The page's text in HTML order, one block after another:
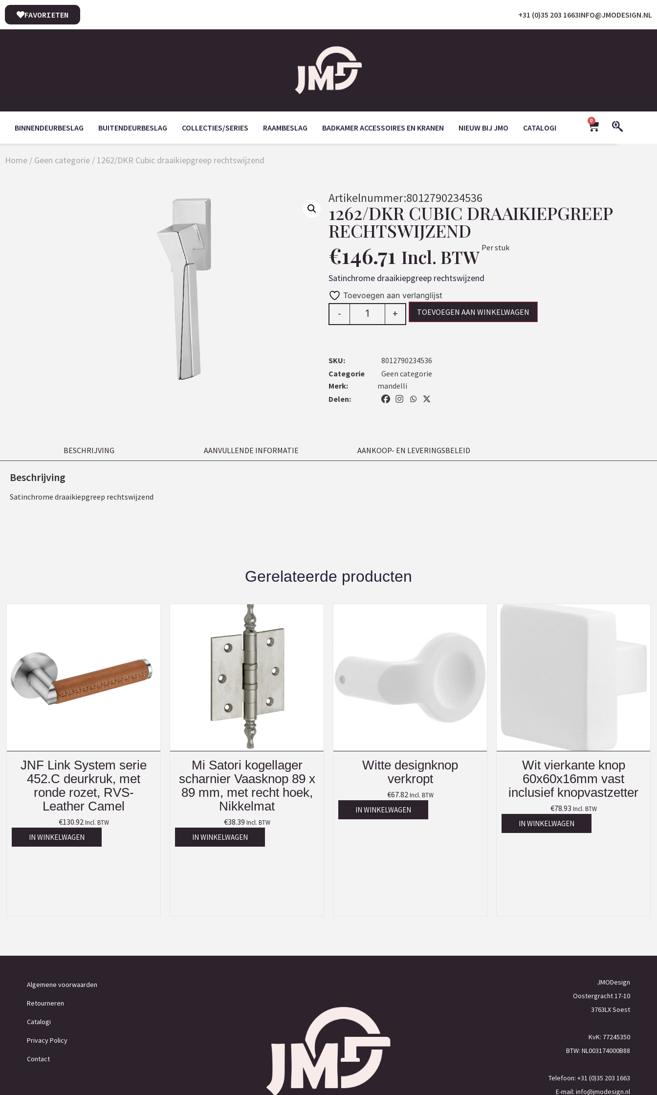
INFO@JMODESIGN.NL
+31 (0)35 203 1663
FAVORIETEN
BINNENDEURBESLAG BUITENDEURBESLAG COLLECTIES/SERIES RAAMBESLAG BADKAMER ACCESSOIRES EN KRANEN NIEUW BIJ JMO CATALOGI
0
Home / Geen categorie / 1262/DKR Cubic draaikiepgreep rechtswijzend
Artikelnummer:8012790234536
1262/DKR CUBIC DRAAIKIEPGREEP
RECHTSWIJZEND
€146.71 Incl. BTW Per stuk
Satinchrome draaikiepgreep rechtswijzend
Toevoegen aan verlanglijst
- + TOEVOEGEN AAN WINKELWAGEN
SKU:
8012790234536
Categorie
Geen categorie
Merk:
mandelli
Delen:
BESCHRIJVING AANVULLENDE INFORMATIE AANKOOP- EN LEVERINGSBELEID
Beschrijving
Satinchrome draaikiepgreep rechtswijzend
Gerelateerde producten
JNF Link System serie
452.C deurkruk, met
ronde rozet, RVS-
Leather Camel
€130.92 Incl. BTW
IN WINKELWAGEN
Mi Satori kogellager
scharnier Vaasknop 89 x
89 mm, met recht hoek,
Nikkelmat
€38.39 Incl. BTW
IN WINKELWAGEN
Witte designknop
verkropt
€67.82 Incl. BTW
IN WINKELWAGEN
Wit vierkante knop
60x60x16mm vast
inclusief knopvastzetter
€78.93 Incl. BTW
IN WINKELWAGEN
Algemene voorwaarden
Retourneren
Catalogi
Privacy Policy
Contact
JMODesign
Oostergracht 17-10
3763LX Soest
KvK: 77245350
BTW: NL003174000B88
Telefoon: +31 (0)35 203 1663
E-mail: info@jmodesign.nl